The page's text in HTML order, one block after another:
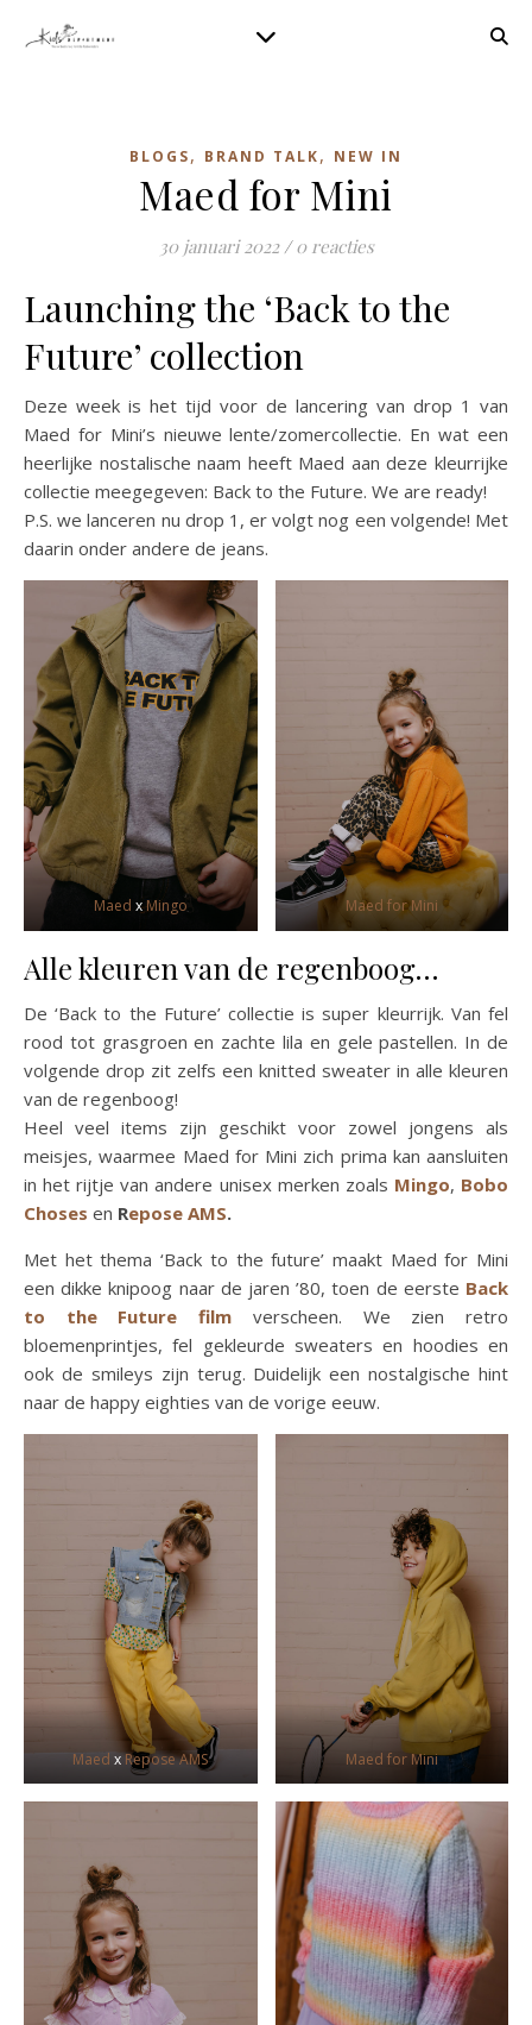
BLOGS, BRAND TALK, NEW IN
Maed for Mini
30 januari 2022 / 0 reacties
Launching the ‘Back to the
Future’ collection
Deze week is het tijd voor de lancering van drop 1 van
Maed for Mini’s nieuwe lente/zomercollectie. En wat een
heerlijke nostalische naam heeft Maed aan deze kleurrijke
collectie meegegeven: Back to the Future. We are ready!
P.S. we lanceren nu drop 1, er volgt nog een volgende! Met
daarin onder andere de jeans.
Maed xMingo Maed for Mini
Alle kleuren van de regenboog…
De ‘Back to the Future’ collectie is super kleurrijk. Van fel
rood tot grasgroen en zachte lila en gele pastellen. In de
volgende drop zit zelfs een knitted sweater in alle kleuren
van de regenboog!
Heel veel items zijn geschikt voor zowel jongens als
meisjes, waarmee Maed for Mini zich prima kan aansluiten
in het rijtje van andere unisex merken zoals Mingo, Bobo
Choses en Repose AMS.
Met het thema ‘Back to the future’ maakt Maed for Mini
een dikke knipoog naar de jaren ’80, toen de eerste Back
to the Future film
verscheen. We zien retro
bloemenprintjes, fel gekleurde sweaters en hoodies en
ook de smileys zijn terug. Duidelijk een nostalgische hint
naar de happy eighties van de vorige eeuw.
MaedxRepose AMS Maed for Mini